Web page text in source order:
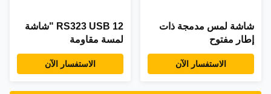
شاشة لمس مدمجة ذات
إطار مفتوح
الاستفسار الآن
RS323 USB 12 "شاشة
لمسة مقاومة
الاستفسار الآن